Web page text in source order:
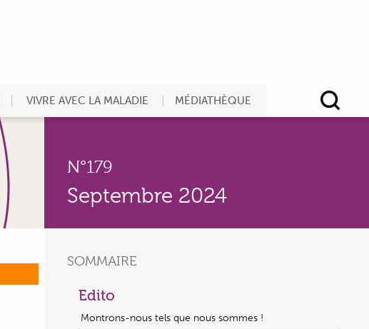
VIVRE AVEC LA MALADIE MÉDIATHÈQUE
N°179
Septembre 2024
SOMMAIRE
Edito
Montrons-nous tels que nous sommes !